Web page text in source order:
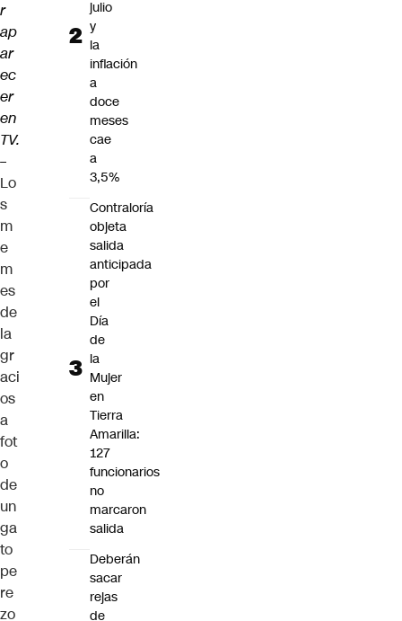
r
ap
ar
ec
er
en
TV.
–
Lo
s
m
e
m
es
de
la
gr
aci
os
a
fot
o
de
un
ga
to
pe
re
zo
julio
y
la
inflación
a
doce
meses
cae
a
3,5%
Contraloría
objeta
salida
anticipada
por
el
Día
de
la
Mujer
en
Tierra
Amarilla:
127
funcionarios
no
marcaron
salida
Deberán
sacar
rejas
de